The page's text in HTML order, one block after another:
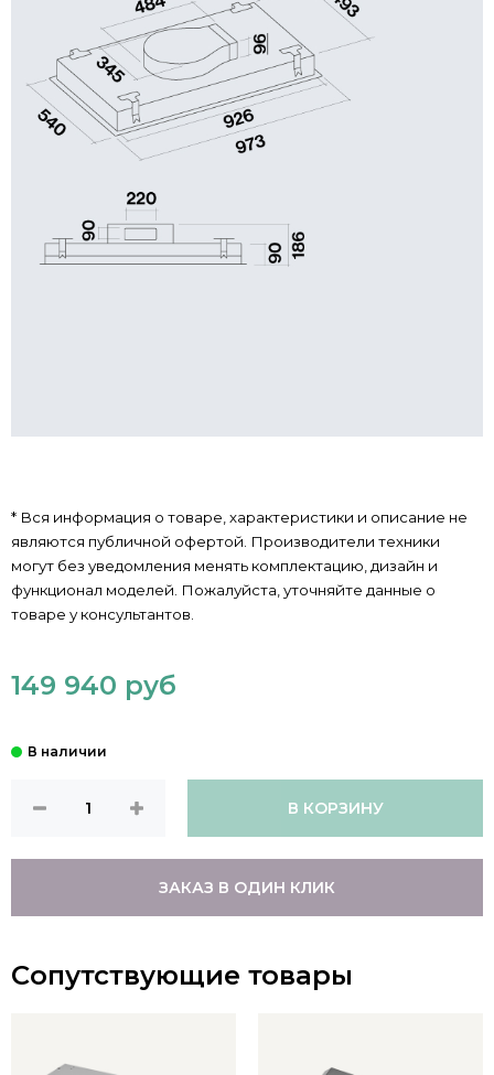
* Вся информация о товаре, характеристики и описание не
являются публичной офертой. Производители техники
могут без уведомления менять комплектацию, дизайн и
функционал моделей. Пожалуйста, уточняйте данные о
товаре у консультантов.
149 940 руб
В КОРЗИНУ
ЗАКАЗ В ОДИН КЛИК
Сопутствующие товары